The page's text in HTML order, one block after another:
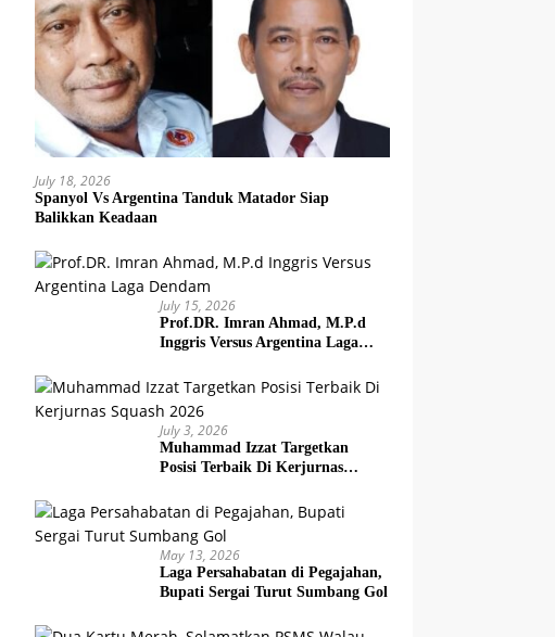
July 18, 2026
Spanyol Vs Argentina Tanduk Matador Siap
Balikkan Keadaan
July 15, 2026
Prof.DR. Imran Ahmad, M.P.d
Inggris Versus Argentina Laga
July 3, 2026
Muhammad Izzat Targetkan
Posisi Terbaik Di Kerjurnas
May 13, 2026
Laga Persahabatan di Pegajahan,
Bupati Sergai Turut Sumbang Gol